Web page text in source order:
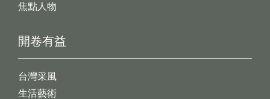
開卷有益
台灣采風
生活藝術
焦點人物